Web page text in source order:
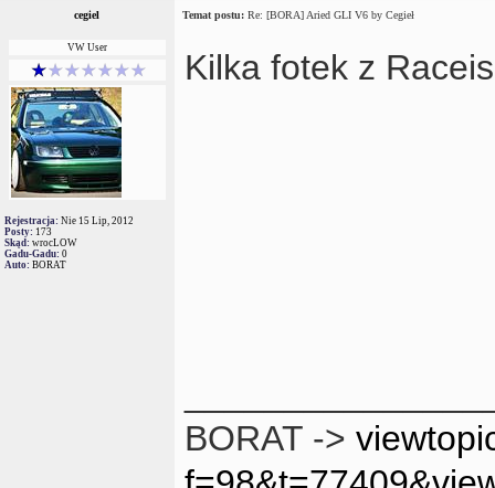
cegiel Temat postu: Re: [BORA] Aried GLI V6 by Cegieł
VW User
Rejestracja: Nie 15 Lip, 2012
Posty: 173
Skąd: wrocLOW
Gadu-Gadu: 0
Auto: BORAT
Kilka fotek z
BORAT ->